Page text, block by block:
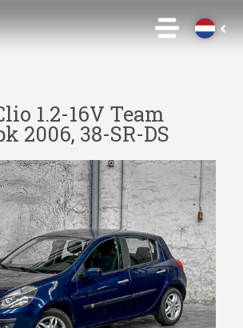
1.2-16V Team
2006, 38-SR-DS